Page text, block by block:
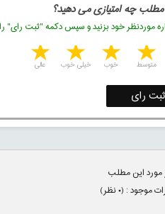
چه امتیازی می دهید؟
موردنظر خود بزنید و سپس دکمه "ثبت رای"
4 stars 3 stars 2 stars 1 star عالی خیلی خوب خوب متوسط
ثبت رای
مورد این مطلب
موجود : (۰نظر)